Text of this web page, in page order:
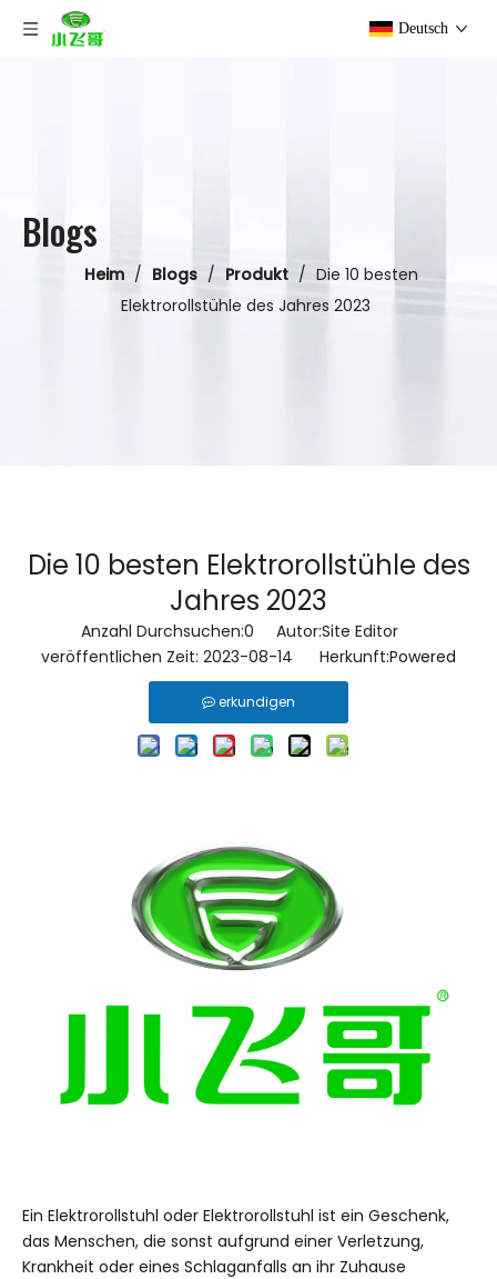
Deutsch
Blogs
Heim / Blogs / Produkt / Die 10 besten
Elektrorollstühle des Jahres 2023
Die 10 besten Elektrorollstühle des
Jahres 2023
Anzahl Durchsuchen:0 Autor:Site Editor
veröffentlichen Zeit: 2023-08-14 Herkunft:Powered
erkundigen
Ein Elektrorollstuhl oder Elektrorollstuhl ist ein Geschenk,
das Menschen, die sonst aufgrund einer Verletzung,
Krankheit oder eines Schlaganfalls an ihr Zuhause